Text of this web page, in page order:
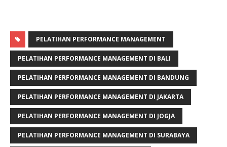
PELATIHAN PERFORMANCE MANAGEMENT
PELATIHAN PERFORMANCE MANAGEMENT DI BALI
PELATIHAN PERFORMANCE MANAGEMENT DI BANDUNG
PELATIHAN PERFORMANCE MANAGEMENT DI JAKARTA
PELATIHAN PERFORMANCE MANAGEMENT DI JOGJA
PELATIHAN PERFORMANCE MANAGEMENT DI SURABAYA